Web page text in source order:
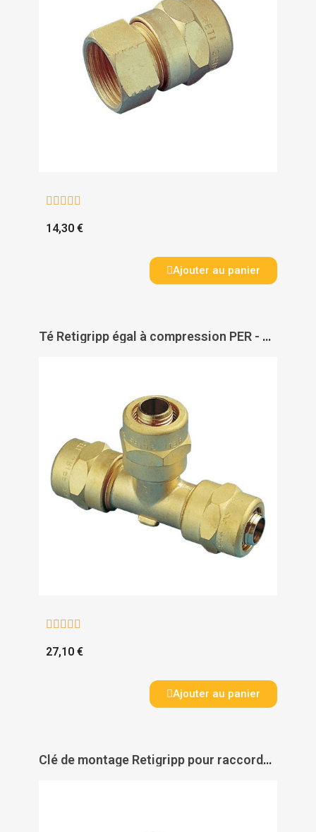
    
14,30 €
Ajouter au panier
Té Retigripp égal à compression PER - GRIPP
    
27,10 €
Ajouter au panier
Clé de montage Retigripp pour raccords à compression PER - GRIPP